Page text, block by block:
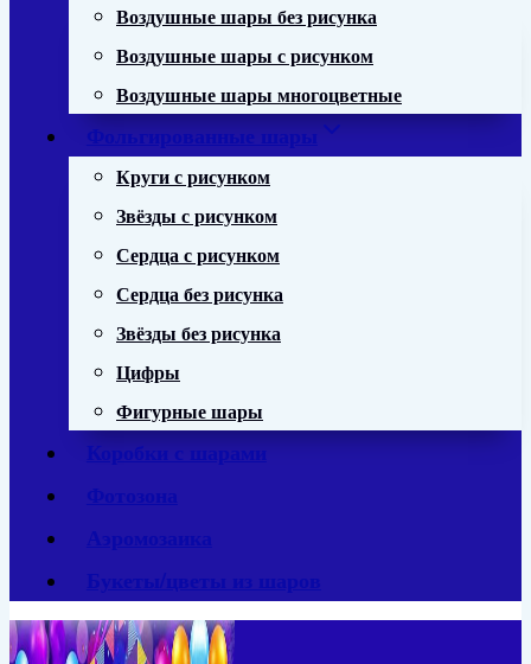
Воздушные шары без рисунка
Воздушные шары с рисунком
Воздушные шары многоцветные
Фольгированные шары
Круги с рисунком
Звёзды с рисунком
Сердца с рисунком
Сердца без рисунка
Звёзды без рисунка
Цифры
Фигурные шары
Коробки с шарами
Фотозона
Аэромозаика
Букеты/цветы из шаров